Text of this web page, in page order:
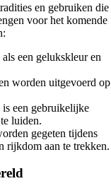
en gebruiken die
voor het komende
een gelukskleur en
worden uitgevoerd op
een gebruikelijke
luiden.
gegeten tijdens
rijkdom aan te trekken.